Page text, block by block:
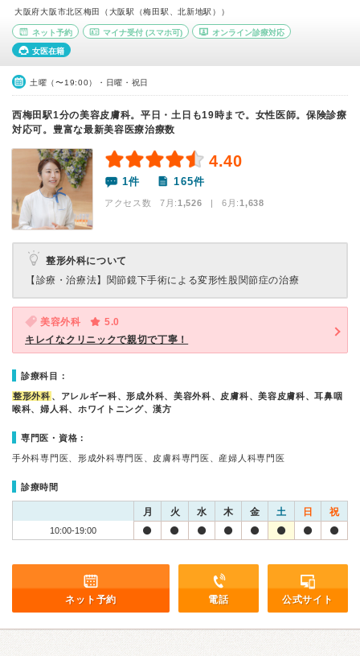
大阪府大阪市北区梅田（大阪駅（梅田駅、北新地駅））
ネット予約 マイナ受付(スマホ可) オンライン診療対応
女医在籍
土曜（〜19:00）・日曜・祝日
西梅田駅1分の美容皮膚科。平日・土日も19時まで。女性医師。保険診療
対応可。豊富な最新美容医療治療数
4.40
1件 165件
アクセス数 7月:1,526 | 6月:1,638
整形外科について
【診療・治療法】 関節鏡下手術による変形性股関節症の治療
美容外科
5.0
キレイなクリニックで親切で丁寧！
診療科目：
整形外科 、アレルギー科、形成外科、美容外科、皮膚科、美容皮膚科、耳鼻咽
喉科、婦人科、ホワイトニング、漢方
専門医・資格：
手外科専門医、形成外科専門医、皮膚科専門医、産婦人科専門医
診療時間
月 火 水 木 金 土 日 祝
10:00-19:00
ネット予約 電話 公式サイト